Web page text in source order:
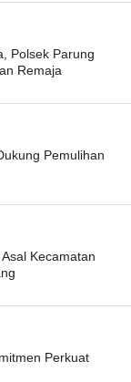
Polsek Parung
Remaja
Pemulihan
Kecamatan
Perkuat